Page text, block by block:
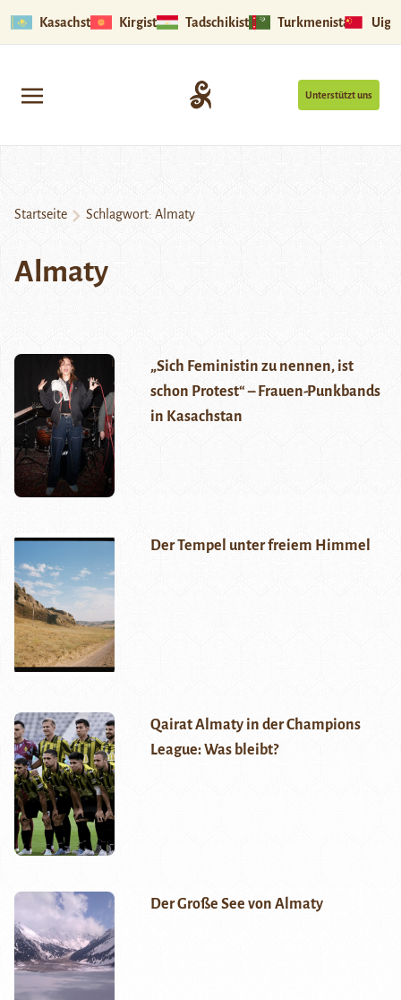
Kasachstan Kirgistan Tadschikistan Turkmenistan
Unterstützt uns
Startseite Schlagwort: Almaty
Almaty
„Sich Feministin zu nennen, ist
schon Protest“ – Frauen-Punkbands
in Kasachstan
Der Tempel unter freiem Himmel
Qairat Almaty in der Champions
League: Was bleibt?
Der Große See von Almaty